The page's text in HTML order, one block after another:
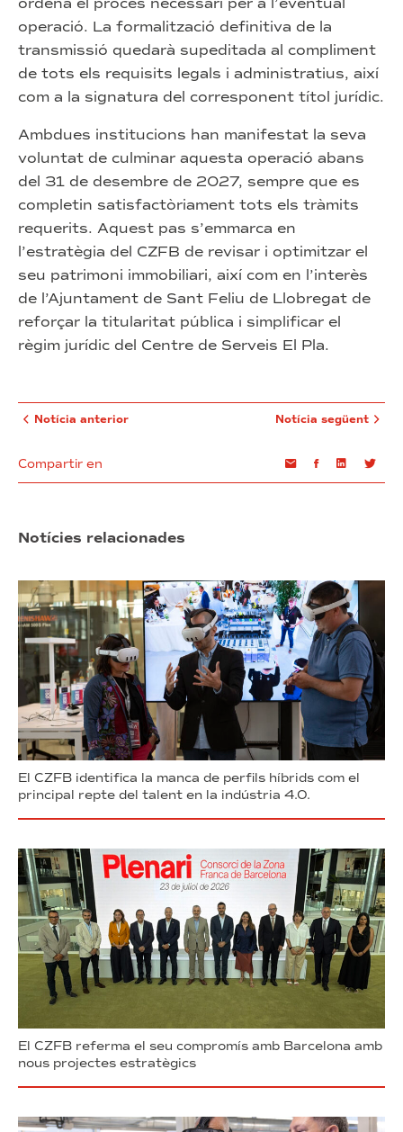
operació. La formalització definitiva de la
transmissió quedarà supeditada al compliment
de tots els requisits legals i administratius, així
com a la signatura del corresponent títol jurídic.
Ambdues institucions han manifestat la seva
voluntat de culminar aquesta operació abans
del 31 de desembre de 2027, sempre que es
completin satisfactòriament tots els tràmits
requerits. Aquest pas s’emmarca en
l’estratègia del CZFB de revisar i optimitzar el
seu patrimoni immobiliari, així com en l’interès
de l’Ajuntament de Sant Feliu de Llobregat de
reforçar la titularitat pública i simplificar el
règim jurídic del Centre de Serveis El Pla.
Notícia anterior
Compartir en EmailFacebookLinkedin
Notícia següent
Notícies relacionades
El CZFB identifica la manca de perfils híbrids com el
principal repte del talent en la indústria 4.0.
El CZFB referma el seu compromís amb Barcelona amb
nous projectes estratègics